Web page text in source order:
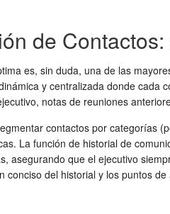
de
es, sin duda, una de las
y centralizada donde
notas de reuniones
contactos por categorías
La función de historial de
asegurando que el ejecutivo
del historial y los puntos